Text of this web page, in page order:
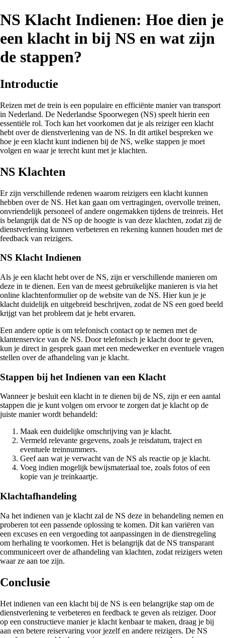
NS Klacht Indienen: Hoe dien je
een klacht in bij NS en wat zijn
de stappen?
Introductie
Reizen met de trein is een populaire en efficiënte manier van transport
in Nederland. De Nederlandse Spoorwegen (NS) speelt hierin een
essentiële rol. Toch kan het voorkomen dat je als reiziger een klacht
hebt over de dienstverlening van de NS. In dit artikel bespreken we
hoe je een klacht kunt indienen bij de NS, welke stappen je moet
volgen en waar je terecht kunt met je klachten.
NS Klachten
Er zijn verschillende redenen waarom reizigers een klacht kunnen
hebben over de NS. Het kan gaan om vertragingen, overvolle treinen,
onvriendelijk personeel of andere ongemakken tijdens de treinreis. Het
is belangrijk dat de NS op de hoogte is van deze klachten, zodat zij de
dienstverlening kunnen verbeteren en rekening kunnen houden met de
feedback van reizigers.
NS Klacht Indienen
Als je een klacht hebt over de NS, zijn er verschillende manieren om
deze in te dienen. Een van de meest gebruikelijke manieren is via het
online klachtenformulier op de website van de NS. Hier kun je je
klacht duidelijk en uitgebreid beschrijven, zodat de NS een goed beeld
krijgt van het probleem dat je hebt ervaren.
Een andere optie is om telefonisch contact op te nemen met de
klantenservice van de NS. Door telefonisch je klacht door te geven,
kun je direct in gesprek gaan met een medewerker en eventuele vragen
stellen over de afhandeling van je klacht.
Stappen bij het Indienen van een Klacht
Wanneer je besluit een klacht in te dienen bij de NS, zijn er een aantal
stappen die je kunt volgen om ervoor te zorgen dat je klacht op de
juiste manier wordt behandeld:
Maak een duidelijke omschrijving van je klacht.
Vermeld relevante gegevens, zoals je reisdatum, traject en
eventuele treinnummers.
Geef aan wat je verwacht van de NS als reactie op je klacht.
Voeg indien mogelijk bewijsmateriaal toe, zoals fotos of een
kopie van je treinkaartje.
Klachtafhandeling
Na het indienen van je klacht zal de NS deze in behandeling nemen en
proberen tot een passende oplossing te komen. Dit kan variëren van
een excuses en een vergoeding tot aanpassingen in de dienstregeling
om herhaling te voorkomen. Het is belangrijk dat de NS transparant
communiceert over de afhandeling van klachten, zodat reizigers weten
waar ze aan toe zijn.
Conclusie
Het indienen van een klacht bij de NS is een belangrijke stap om de
dienstverlening te verbeteren en feedback te geven als reiziger. Door
op een constructieve manier je klacht kenbaar te maken, draag je bij
aan een betere reiservaring voor jezelf en andere reizigers. De NS